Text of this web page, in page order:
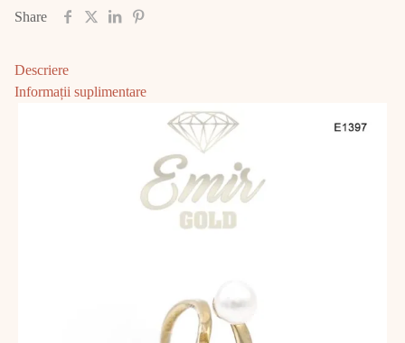
E1397
Share
Descriere
Informații suplimentare